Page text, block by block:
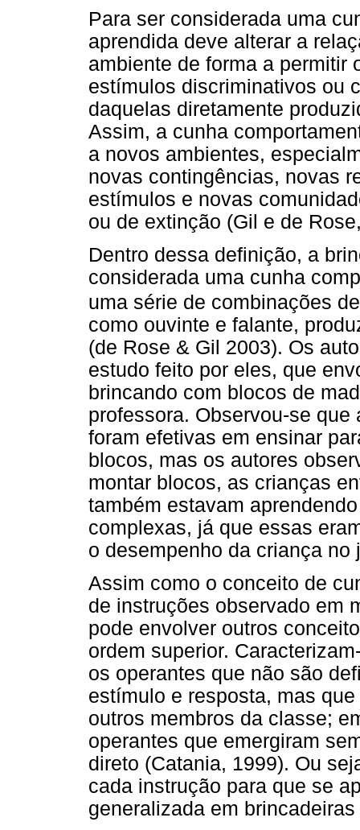
Para ser considerada uma
aprendida deve alterar a
ambiente de forma a permitir
estímulos discriminativos ou
daquelas diretamente
Assim, a cunha
a novos ambientes,
novas contingências, novas
estímulos e novas
ou de extinção (Gil e de
Dentro dessa definição, a
considerada uma cunha
uma série de combinações
como ouvinte e falante,
(de Rose & Gil 2003). Os
estudo feito por eles, que
brincando com blocos de
professora. Observou-se
foram efetivas em ensinar
blocos, mas os autores
montar blocos, as crianças
também estavam
complexas, já que essas
o desempenho da criança no
Assim como o conceito de
de instruções observado em
pode envolver outros
ordem superior.
os operantes que não são
estímulo e resposta, mas
outros membros da classe;
operantes que emergiram
direto (Catania, 1999). Ou
cada instrução para que se
generalizada em